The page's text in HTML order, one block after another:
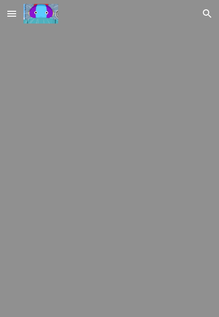
Skip to main content Skip to navigation